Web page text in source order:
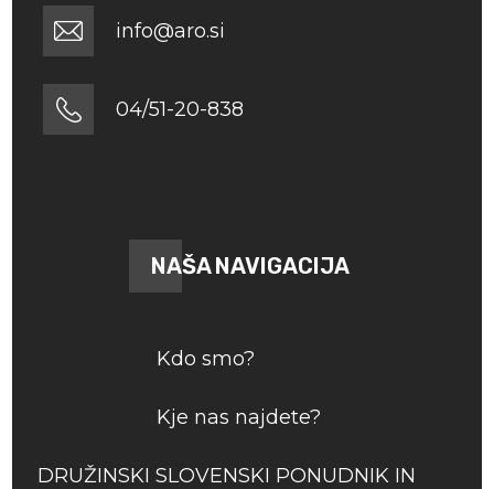
info@aro.si
04/51-20-838
NAŠA NAVIGACIJA
Kdo smo?
Kje nas najdete?
DRUŽINSKI SLOVENSKI PONUDNIK IN